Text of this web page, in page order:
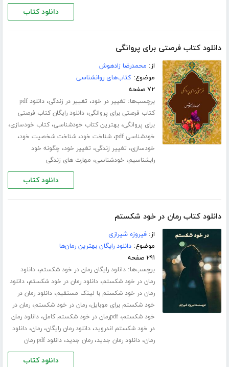
دانلود کتاب
دانلود کتاب فرصتی برای پروانگی
از: محمدرضا زادهوش
موضوع:کتاب‌های روانشناسی
۷۲ صفحه
برچسب‌ها: تغییر در خود، تغییر در زندگی،
دانلود pdf
کتاب فرصتی برای پروانگی،دانلود رایگان کتاب فرصتی
برای پروانگی،بهترین کتاب خودشناسی،کتاب خودسازی،
خودشناسی pdf ،شناخت خود،شناخت شخصیت خود،
خودسازی، تغییر زندگی، تغییر خود، چگونه خود
رابشناسیم، خودشناسی، مهارت های زندگی
دانلود کتاب
دانلود کتاب رمان در خود شکستم
از:فیروزه شیرازی
موضوع:دانلود رایگان بهترین رمان‌ها
۲۹۱ صفحه
برچسب‌ها:دانلود رایگان رمان در خود شکستم،دانلود
رمان در خود شکستم،دانلود رمان در خود شکستم،دانلود
رمان در خود شکستم با لینک مستقیم،دانلود رمان در
خود شکستم برای موبایل،رمان در خود شکستم،رمان در
خود شکستم،pdfرمان در خود شکستم کامل ،دانلود رمان
در خود شکستم اندروید،دانلود رمان رایگان،رمان،دانلود
رمان،دانلود رمان جدید،رمان جدید،دانلود pdf رمان
دانلود کتاب